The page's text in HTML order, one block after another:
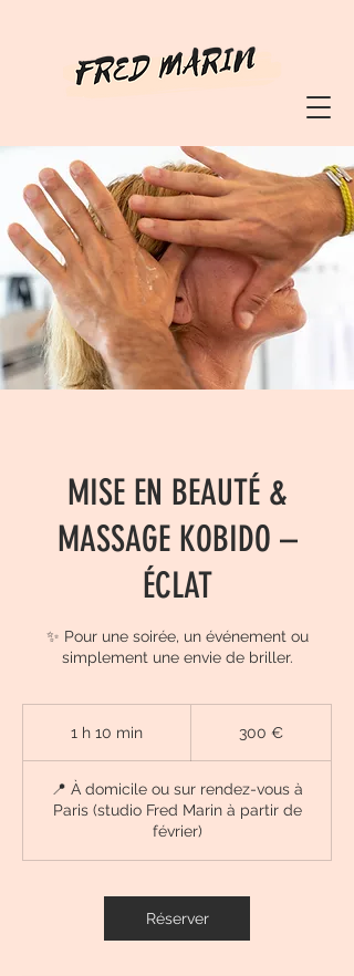
MISE EN BEAUTÉ &
MASSAGE KOBIDO –
ÉCLAT
✨ Pour une soirée, un événement ou
simplement une envie de briller.
1 h 10 min
m
300 €
📍 À domicile ou sur rendez-vous à
Paris (studio Fred Marin à partir de
février)
Réserver